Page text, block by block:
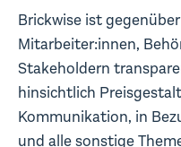
Brickwise ist
Mitarbeiter:innen,
Stakeholdern
hinsichtlich
Kommunikation, in
und alle sonstige